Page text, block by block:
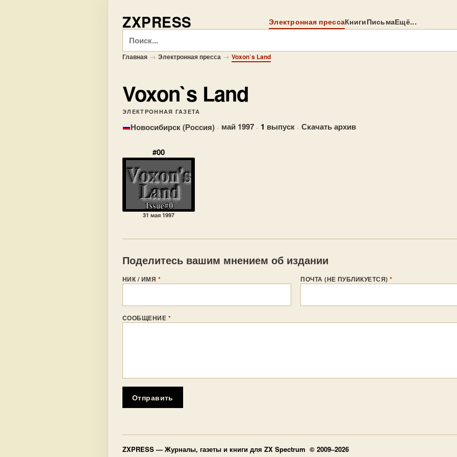
ZXPRESS Электронная прессаКнигиПисьмаЕщё...
Поиск
Главная → Электронная пресса → Voxon`s Land
Voxon`s Land
ЭЛЕКТРОННАЯ ГАЗЕТА
Новосибирск (Россия) · май 1997 · 1 выпуск · Скачать архив
#00
31 мая 1997
Поделитесь вашим мнением об издании
НИК / ИМЯ * ПОЧТА (НЕ ПУБЛИКУЕТСЯ)*
СООБЩЕНИЕ *
Отправить
ZXPRESS — Журналы, газеты и книги для ZX Spectrum © 2009–2026